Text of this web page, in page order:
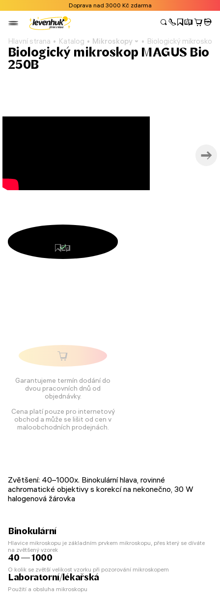
Doprava nad 3000 Kč zdarma
Hlavní strana Katalog Mikroskopy Biologický mikroskop
Biologický mikroskop MAGUS Bio
250B
Garantujeme termín dodání do
dvou pracovních dnů od
objednávky.
Cena platí pouze pro internetový
obchod a může se lišit od cen v
maloobchodních prodejnách.
Zvětšení: 40–1000x. Binokulární hlava, rovinné
achromatické objektivy s korekcí na nekonečno, 30 W
halogenová žárovka
Binokulární
Hlavice mikroskopu je základním prvkem mikroskopu, přes který se díváte
na zvětšený vzorek
40 — 1000
O kolik se zvětší velikost vzorku při pozorování mikroskopem
Laboratorní/lékařská
Použití a obsluha mikroskopu